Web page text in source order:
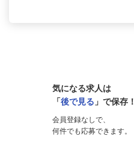
気になる求人は
「後で見る 」で保存！
会員登録なしで、
何件でも応募できます。